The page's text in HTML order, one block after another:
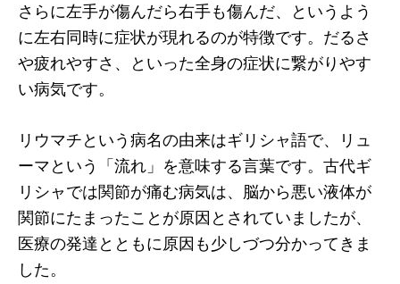
さらに左手が傷んだら右手も傷んだ、というよう
に左右同時に症状が現れるのが特徴です。だるさ
や疲れやすさ、といった全身の症状に繋がりやす
い病気です。
リウマチという病名の由来はギリシャ語で、リュ
ーマという「流れ」を意味する言葉です。古代ギ
リシャでは関節が痛む病気は、脳から悪い液体が
関節にたまったことが原因とされていましたが、
医療の発達とともに原因も少しづつ分かってきま
した。